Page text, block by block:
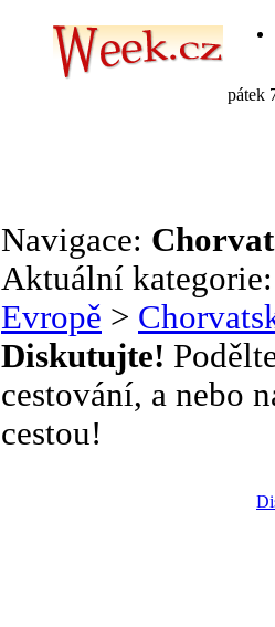
pátek
Navigace:
Aktuální
Evropě >
Diskutujte!
cestování, a nebo
cestou!